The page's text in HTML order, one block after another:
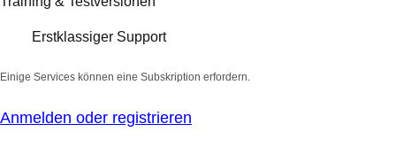
Erstklassiger Support
Einige Services können eine Subskription erfordern.
Anmelden oder registrieren